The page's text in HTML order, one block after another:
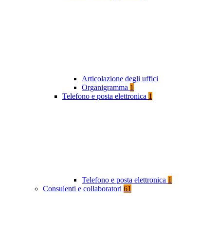
Articolazione degli uffici
Organigramma 1
Telefono e posta elettronica 1
Telefono e posta elettronica 1
Consulenti e collaboratori 61